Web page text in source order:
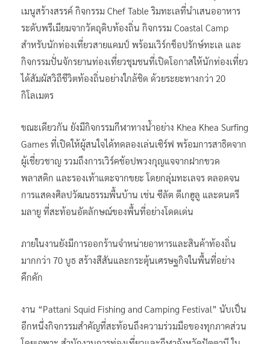
เมนูสร้างสรรค์ กิจกรรม Chef Table ริมทะเลที่นำเสนออาหาร
ระดับพรีเมียมจากวัตถุดิบท้องถิ่น กิจกรรม Coastal Camp
สำหรับนักท่องเที่ยวสายแคมป์ พร้อมเวิร์กช็อปรักษ์ทะเล และ
กิจกรรมปั่นจักรยานท่องเที่ยวชุมชนที่เปิดโอกาสให้นักท่องเที่ยว
ได้สัมผัสวิถีชีวิตท้องถิ่นอย่างใกล้ชิด ด้วยระยะทางกว่า 20
กิโลเมตร
ขณะเดียวกัน ยังมีกิจกรรมกีฬาทางน้ำอย่าง Khea Khea Surfing
Games ที่เปิดให้ผู้สนใจได้ทดลองเล่นเซิร์ฟ พร้อมการสาธิตจาก
ผู้เชี่ยวชาญ รวมถึงการเวิร์คช้อปพวงกุญแจจากฝากขวด
พลาสติก และรองเท้าแตะจากขยะ โดยกลุ่มทะเลจร ตลอดจน
การแสดงศิลปวัฒนธรรมพื้นบ้าน เช่น ซีลัต ดีเกฮูลู และดนตรี
มลายู ที่สะท้อนอัตลักษณ์ของพื้นที่อย่างโดดเด่น
ภายในงานยังมีการออกร้านจำหน่ายอาหารและสินค้าท้องถิ่น
มากกว่า 70 บูธ สร้างสีสันและกระตุ้นเศรษฐกิจในพื้นที่อย่าง
คึกคัก
งาน “Pattani Squid Fishing and Camping Festival” นับเป็น
อีกหนึ่งกิจกรรมสำคัญที่สะท้อนถึงความร่วมมือของทุกภาคส่วน